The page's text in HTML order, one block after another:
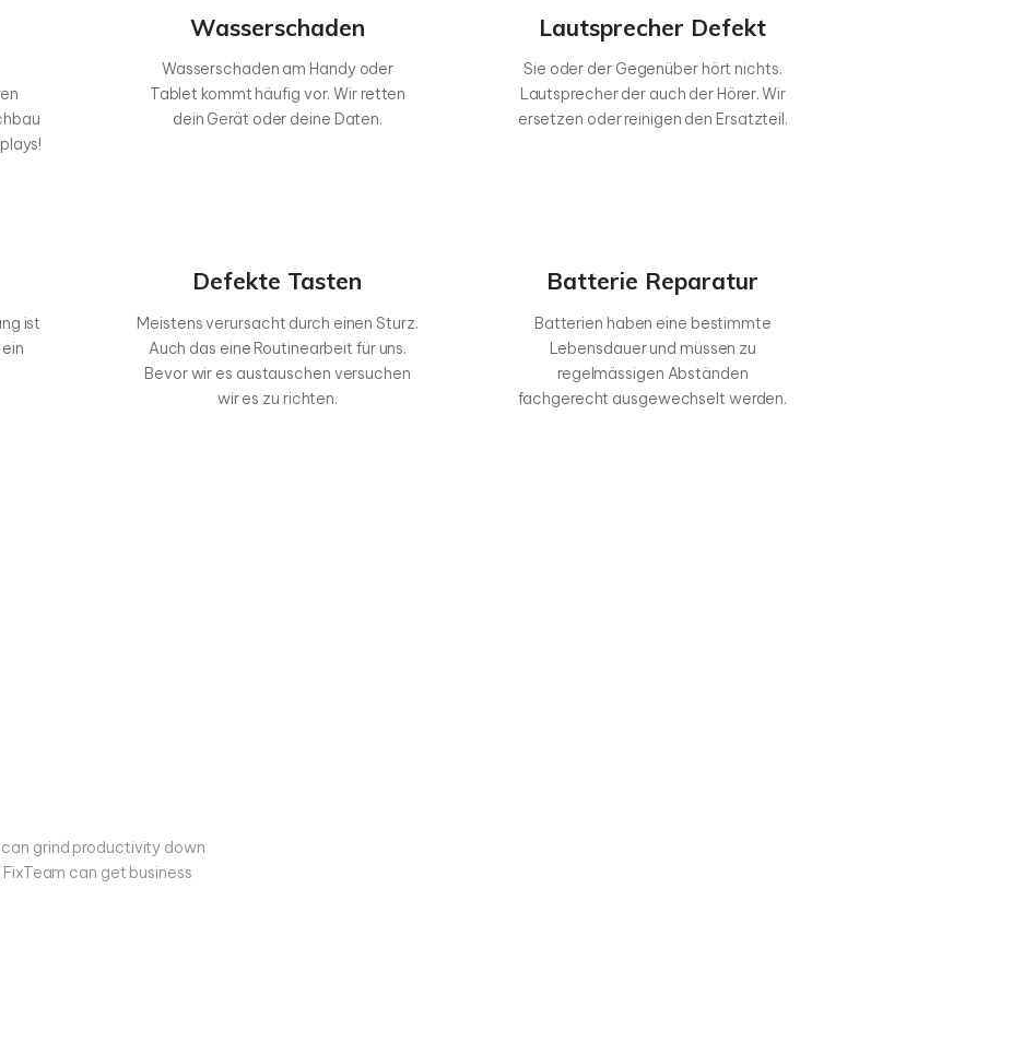
Wasserschaden
Wasserschaden am Handy oder
Tablet kommt häufig vor. Wir retten
dein Gerät oder deine Daten.
Lautsprecher Defekt
Sie oder der Gegenüber hört nichts.
Lautsprecher der auch der Hörer. Wir
ersetzen oder reinigen den Ersatzteil.
ist
Defekte Tasten
Meistens verursacht durch einen Sturz.
Auch das eine Routinearbeit für uns.
Bevor wir es austauschen versuchen
wir es zu richten.
Batterie Reparatur
Batterien haben eine bestimmte
Lebensdauer und müssen zu
regelmässigen Abständen
fachgerecht ausgewechselt werden.
grind productivity down
can get business